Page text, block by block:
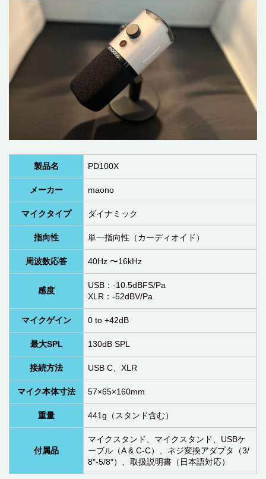
製品名 PD100X
メーカー maono
マイクタイプ ダイナミック
指向性 単一指向性（カーディオイド）
周波数応答 40Hz 〜16kHz
感度
USB：-10.5dBFS/Pa
XLR：-52dBV/Pa
マイクゲイン 0 to +42dB
最大SPL 130dB SPL
接続方法 USB C、XLR
マイク本体寸法 57×65×160mm
重量 441g（スタンド含む）
付属品
マイクスタンド、マイクスタンド、USBケ
ーブル（A & C-C）、ネジ変換アダプタ（3/
8″-5/8″）、取扱説明書（日本語対応）